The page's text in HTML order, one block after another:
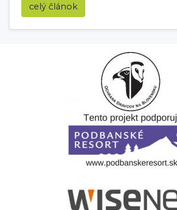
celý článok